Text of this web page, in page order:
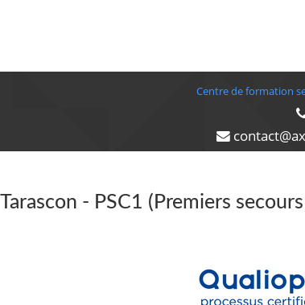
Centre de formation
- PSC1 (Premiers